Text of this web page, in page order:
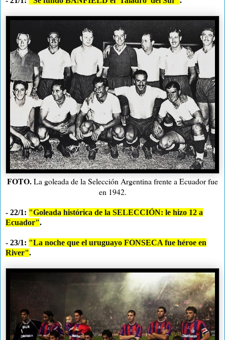
FOTO.La goleada de la Selección Argentina frente a Ecuador fue
en 1942.
- 22/1: "Goleada histórica de la SELECCIÓN: le hizo 12 a
Ecuador".
- 23/1: "La noche que el uruguayo FONSECA fue héroe en
River".